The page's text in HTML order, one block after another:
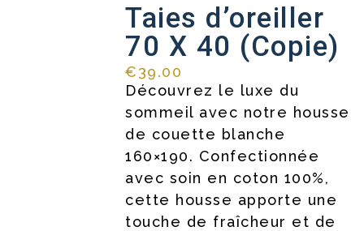
Taies d’oreiller
70 X 40 (Copie)
€39.00
Découvrez le luxe du
sommeil avec notre housse
de couette blanche
160×190. Confectionnée
avec soin en coton 100%,
cette housse apporte une
touche de fraîcheur et de